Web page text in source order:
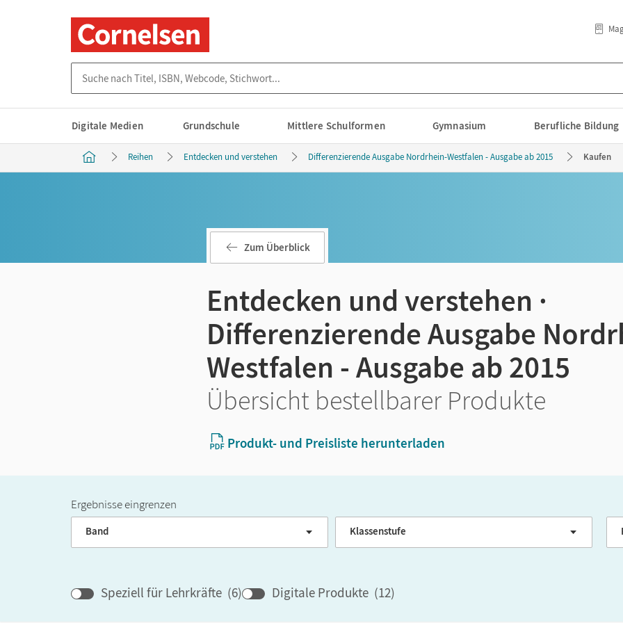
Digitale Medien Grundschule Mittlere Schulformen Gymnasium Berufliche Bildung
Reihen Entdecken und verstehen Differenzierende Ausgabe Nordrhein-Westfalen - Ausgabe ab 2015 Kaufen
Zum Überblick
Entdecken und verstehen ·
Differenzierende Ausgabe
Westfalen - Ausgabe ab 2015
Übersicht bestellbarer Produkte
Produkt- und Preisliste herunterladen
Ergebnisse eingrenzen
Band Klassenstufe
Speziell für Lehrkräfte (6) Digitale Produkte (12)